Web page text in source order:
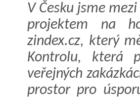
V Česku jsme
projektem na
zindex.cz, který
Kontrolu, která
veřejných
prostor pro